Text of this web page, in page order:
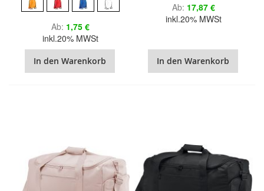
Ab 1,75 €
inkl.20% MWSt
In den Warenkorb
Ab 17,87 €
inkl.20% MWSt
In den Warenkorb